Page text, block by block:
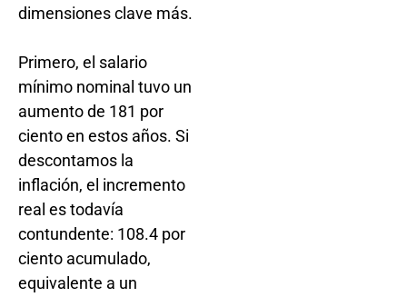
dimensiones clave más.
Primero, el salario
mínimo nominal tuvo un
aumento de 181 por
ciento en estos años. Si
descontamos la
inflación, el incremento
real es todavía
contundente: 108.4 por
ciento acumulado,
equivalente a un